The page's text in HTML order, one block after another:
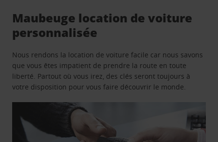
Maubeuge location de voiture
personnalisée
Nous rendons la location de voiture facile car nous savons
que vous êtes impatient de prendre la route en toute
liberté. Partout où vous irez, des clés seront toujours à
votre disposition pour vous faire découvrir le monde.